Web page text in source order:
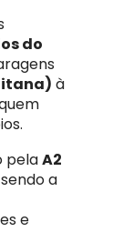
do
à
pelaA2
a
e